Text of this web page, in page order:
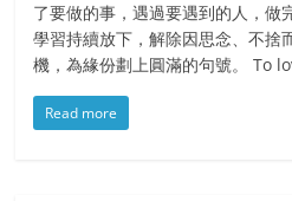
了要做的事，遇過要遇到的人，做
學習持續放下，解除因思念、不捨
機，為緣份劃上圓滿的句號。 To
Read more